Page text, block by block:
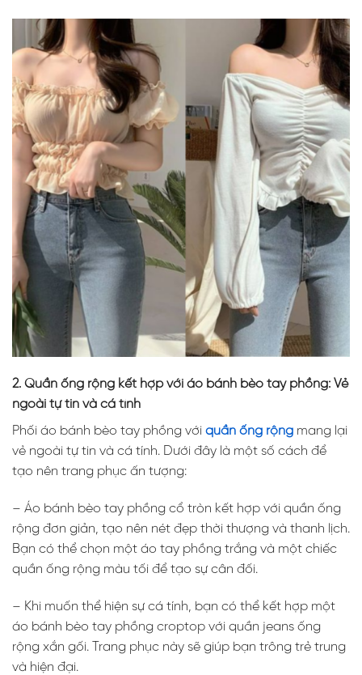
2. Quần ống rộng kết hợp với áo bánh bèo tay phồng: Vẻ
ngoài tự tin và cá tính
Phối áo bánh bèo tay phồng với quần ống rộng mang lại
vẻ ngoài tự tin và cá tính. Dưới đây là một số cách để
tạo nên trang phục ấn tượng:
– Áo bánh bèo tay phồng cổ tròn kết hợp với quần ống
rộng đơn giản, tạo nên nét đẹp thời thượng và thanh lịch.
Bạn có thể chọn một áo tay phồng trắng và một chiếc
quần ống rộng màu tối để tạo sự cân đối.
– Khi muốn thể hiện sự cá tính, bạn có thể kết hợp một
áo bánh bèo tay phồng croptop với quần jeans ống
rộng xắn gối. Trang phục này sẽ giúp bạn trông trẻ trung
và hiện đại.